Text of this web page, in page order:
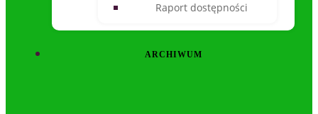
Raport dostępności
ARCHIWUM